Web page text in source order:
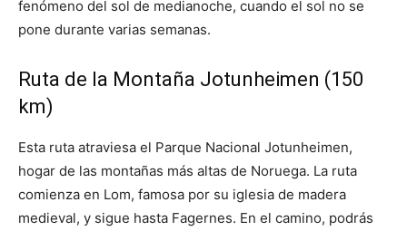
fenómeno del sol de medianoche, cuando el sol no se
pone durante varias semanas.
Ruta de la Montaña Jotunheimen (150
km)
Esta ruta atraviesa el Parque Nacional Jotunheimen,
hogar de las montañas más altas de Noruega. La ruta
comienza en Lom, famosa por su iglesia de madera
medieval, y sigue hasta Fagernes. En el camino, podrás